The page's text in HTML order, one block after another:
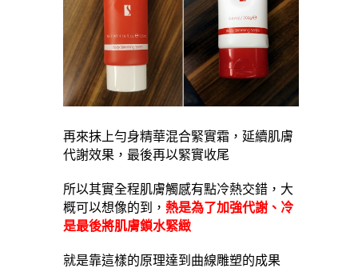
再來抹上勻身精華混合緊實霜，延續肌膚
代謝效果，最後再以緊實收尾
所以其實全程肌膚觸感有點冷熱交錯，大
概可以想像的到， 熱是為了加強代謝、冷
是最後將肌膚鎖水緊緻
就是靠這樣的原理達到曲線雕塑的成果